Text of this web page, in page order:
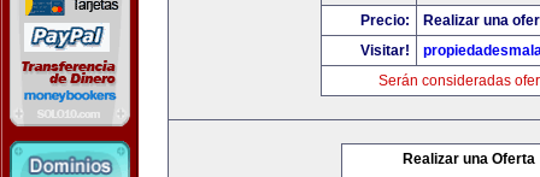
Precio:
Realizar una
Visitar!
Serán consideradas
Realizar una Oferta